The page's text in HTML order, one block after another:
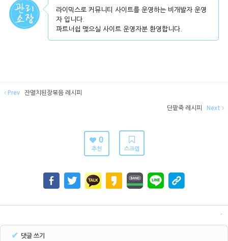
라이믹스로 커뮤니티 사이트를 운영하는 비개발자 운영
자 입니다.
파트너쉽 맺으실 사이트 운영자분 환영합니다.
Prev 잔멸치된장볶음 레시피
단팥죽 레시피 Next
0
추천 스크랩
✔ 댓글 쓰기